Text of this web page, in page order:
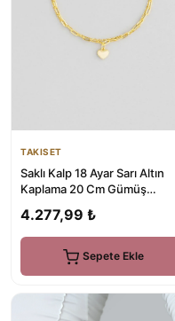
TAKISET
Saklı Kalp 18 Ayar Sarı Altın
Kaplama 20 Cm Gümüş
4.277,99 ₺
Sepete Ekle